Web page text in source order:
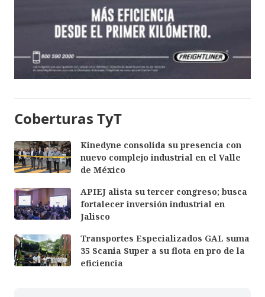
Coberturas TyT
Kinedyne consolida su presencia con
nuevo complejo industrial en el Valle
de México
APIEJ alista su tercer congreso; busca
fortalecer inversión industrial en
Jalisco
Transportes Especializados GAL suma
35 Scania Super a su flota en pro de la
eficiencia